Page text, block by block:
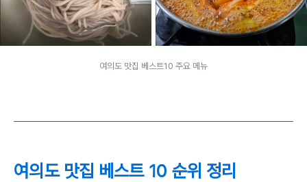
여의도 맛집 베스트10 주요 메뉴
여의도 맛집 베스트 10 순위 정리